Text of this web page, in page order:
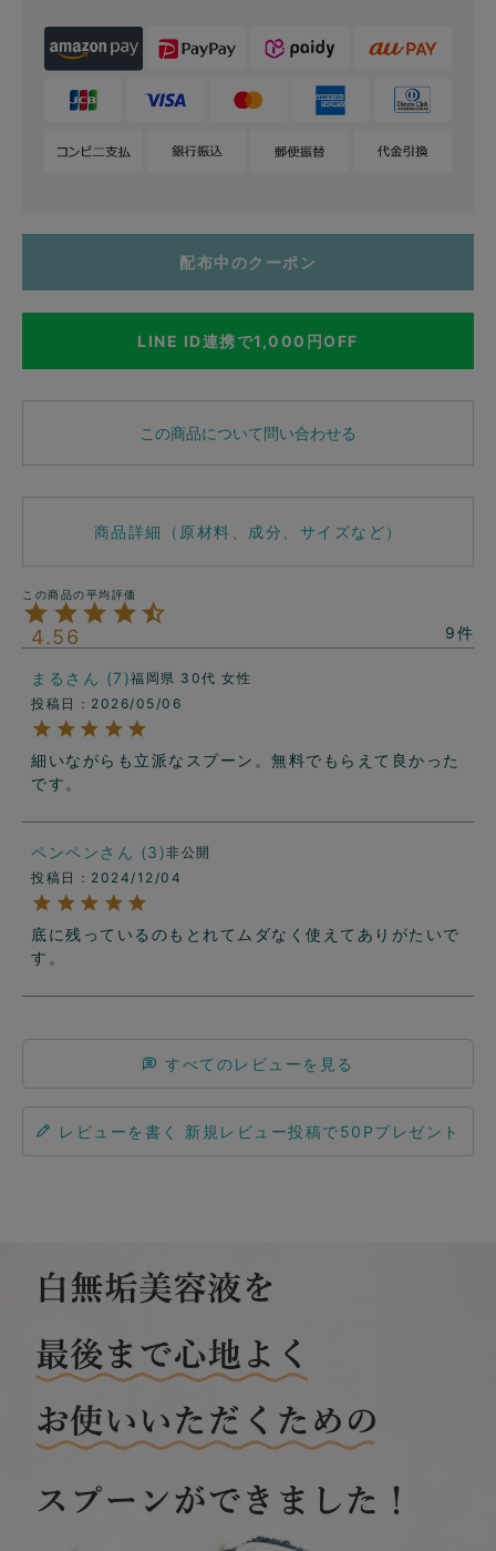
配布中のクーポン
LINE ID連携で1,000円OFF
この商品について問い合わせる
商品詳細（原材料、成分、サイズなど）
4.56 9
まる 7 福岡県 30代 女性
投稿日
2026/05/06
細いながらも立派なスプーン。無料でもらえて良かった
です。
ペンペン 3 非公開
投稿日
2024/12/04
底に残っているのもとれてムダなく使えてありがたいで
す。
すべてのレビューを見る
レビューを書く